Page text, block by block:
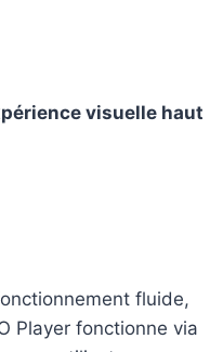
visuelle haut
fluide,
Player fonctionne via